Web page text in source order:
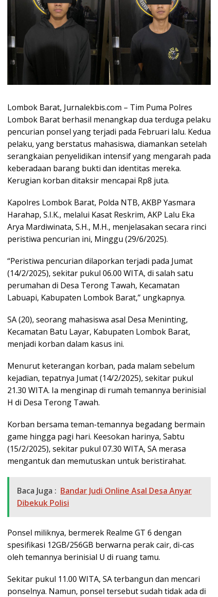
Lombok Barat, Jurnalekbis.com – Tim Puma Polres
Lombok Barat berhasil menangkap dua terduga pelaku
pencurian ponsel yang terjadi pada Februari lalu. Kedua
pelaku, yang berstatus mahasiswa, diamankan setelah
serangkaian penyelidikan intensif yang mengarah pada
keberadaan barang bukti dan identitas mereka.
Kerugian korban ditaksir mencapai Rp8 juta.
Kapolres Lombok Barat, Polda NTB, AKBP Yasmara
Harahap, S.I.K., melalui Kasat Reskrim, AKP Lalu Eka
Arya Mardiwinata, S.H., M.H., menjelasakan secara rinci
peristiwa pencurian ini, Minggu (29/6/2025).
“Peristiwa pencurian dilaporkan terjadi pada Jumat
(14/2/2025), sekitar pukul 06.00 WITA, di salah satu
perumahan di Desa Terong Tawah, Kecamatan
Labuapi, Kabupaten Lombok Barat,” ungkapnya.
SA (20), seorang mahasiswa asal Desa Meninting,
Kecamatan Batu Layar, Kabupaten Lombok Barat,
menjadi korban dalam kasus ini.
Menurut keterangan korban, pada malam sebelum
kejadian, tepatnya Jumat (14/2/2025), sekitar pukul
21.30 WITA. Ia menginap di rumah temannya berinisial
H di Desa Terong Tawah.
Korban bersama teman-temannya begadang bermain
game hingga pagi hari. Keesokan harinya, Sabtu
(15/2/2025), sekitar pukul 07.30 WITA, SA merasa
mengantuk dan memutuskan untuk beristirahat.
Baca Juga : Bandar Judi Online Asal Desa Anyar
Dibekuk Polisi
Ponsel miliknya, bermerek Realme GT 6 dengan
spesifikasi 12GB/256GB berwarna perak cair, di-cas
oleh temannya berinisial U di ruang tamu.
Sekitar pukul 11.00 WITA, SA terbangun dan mencari
ponselnya. Namun, ponsel tersebut sudah tidak ada di